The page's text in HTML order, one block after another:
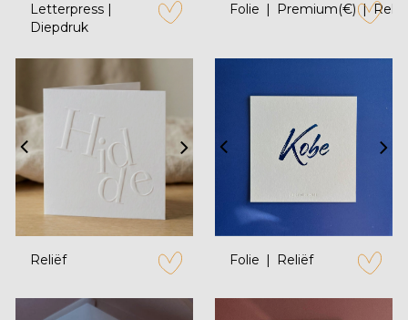
Letterpress |
Diepdruk
zet op verlanglijstje
Folie Premium(€)
zet op
Reliëf
zet op verlanglijstje
Folie Reliëf
zet op